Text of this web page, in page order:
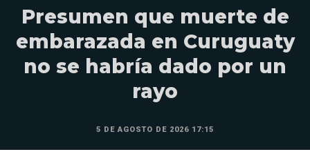
Presumen que muerte de
embarazada en Curuguaty
no se habría dado por un
rayo
5 DE AGOSTO DE 2026 17:15